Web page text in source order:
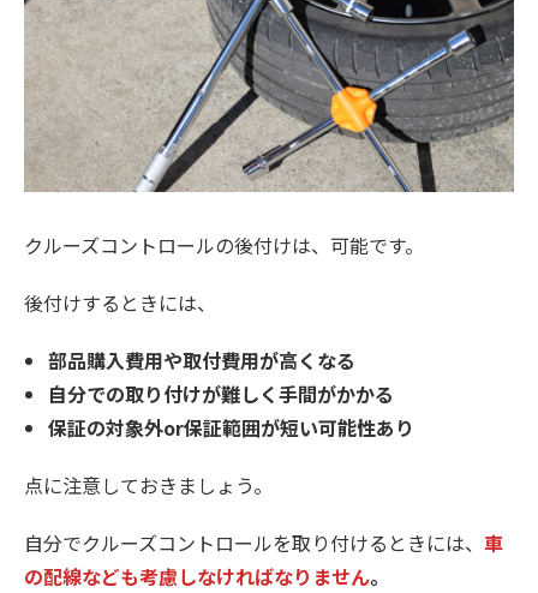
クルーズコントロールの後付けは、可能です。
後付けするときには、
部品購入費用や取付費用が高くなる
自分での取り付けが難しく手間がかかる
保証の対象外or保証範囲が短い可能性あり
点に注意しておきましょう。
自分でクルーズコントロールを取り付けるときには、 車
の配線なども考慮しなければなりません。